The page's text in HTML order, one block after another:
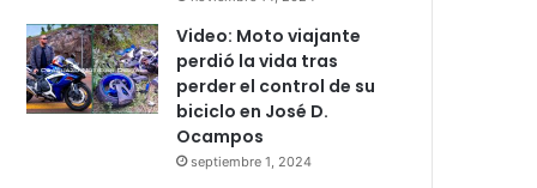
Video: Moto viajante
perdió la vida tras
perder el control de su
biciclo en José D.
Ocampos
septiembre 1, 2024